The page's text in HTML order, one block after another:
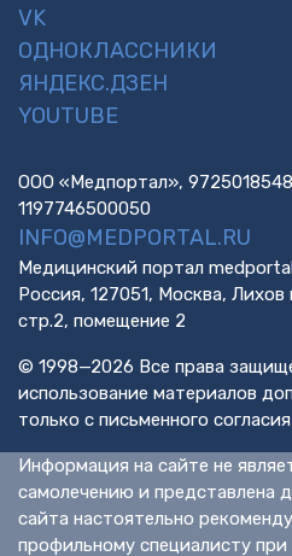
VK
ОДНОКЛАССНИКИ
ЯНДЕКС.ДЗЕН
YOUTUBE
ООО «Медпортал»,
1197746500050
INFO@MEDPORTAL.RU
Медицинский портал
Россия, 127051, Москва, Лихов
стр.2, помещение 2
© 1998—2026 Все права
использование материалов
только с письменного
Информация на сайте не
самолечению и представлена
сайта настоятельно
профильному специалисту